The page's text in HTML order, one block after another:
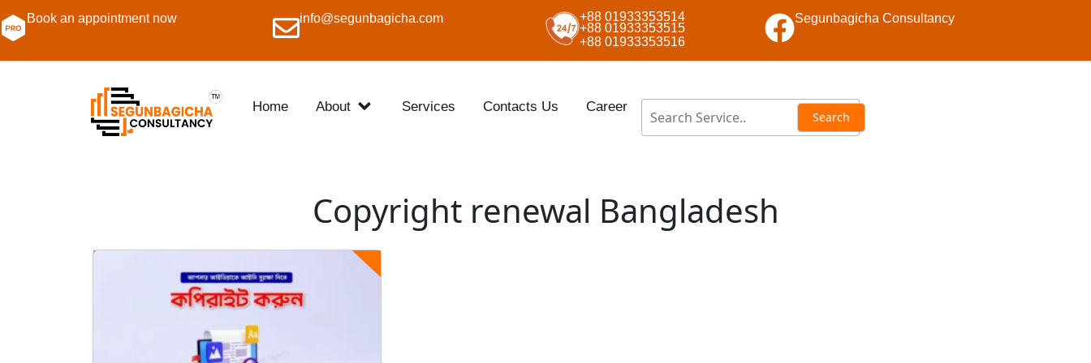
Book an appointment now info@segunbagicha.com
+88 01933353514
+88 01933353515
+88 01933353516
Segunbagicha Consultancy
Home About Services Contacts Us Career
Copyright renewal Bangladesh